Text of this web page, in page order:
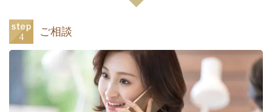
ご相談